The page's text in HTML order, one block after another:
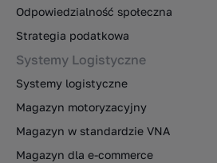
Odpowiedzialność społeczna
Strategia podatkowa
Systemy Logistyczne
Systemy logistyczne
Magazyn motoryzacyjny
Magazyn w standardzie VNA
Magazyn dla e-commerce